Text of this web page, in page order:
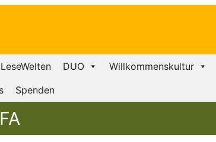
LeseWelten DUO Willkommenskultur
Spenden